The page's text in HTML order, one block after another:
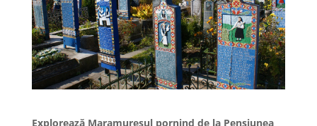
Explorează Maramureșul pornind de la Pensiunea